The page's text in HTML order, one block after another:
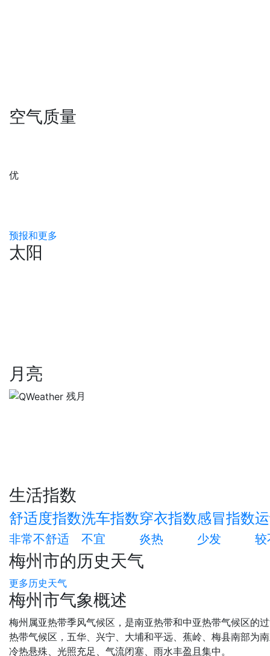
空气质量
优
预报和更多
太阳
月亮
残月
生活指数
舒适度指数
非常不舒适
洗车指数
不宜
穿衣指数
炎热
感冒指数
少发 较
梅州市的历史天气
更多历史天气
梅州市气象概述
梅州属亚热带季风气候区，是南亚热带和中亚热带气候区的
热带气候区，五华、兴宁、大埔和平远、蕉岭、梅县南部为
冷热悬殊、光照充足、气流闭塞、雨水丰盈且集中。